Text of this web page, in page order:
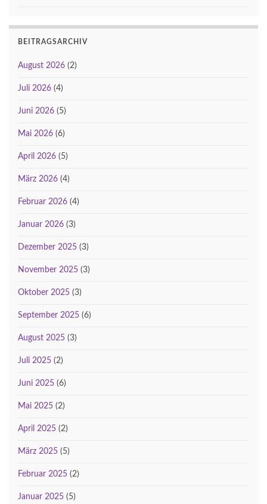
BEITRAGSARCHIV
August 2026 (2)
Juli 2026 (4)
Juni 2026 (5)
Mai 2026 (6)
April 2026 (5)
März 2026 (4)
Februar 2026 (4)
Januar 2026 (3)
Dezember 2025 (3)
November 2025 (3)
Oktober 2025 (3)
September 2025 (6)
August 2025 (3)
Juli 2025 (2)
Juni 2025 (6)
Mai 2025 (2)
April 2025 (2)
März 2025 (5)
Februar 2025 (2)
Januar 2025 (5)